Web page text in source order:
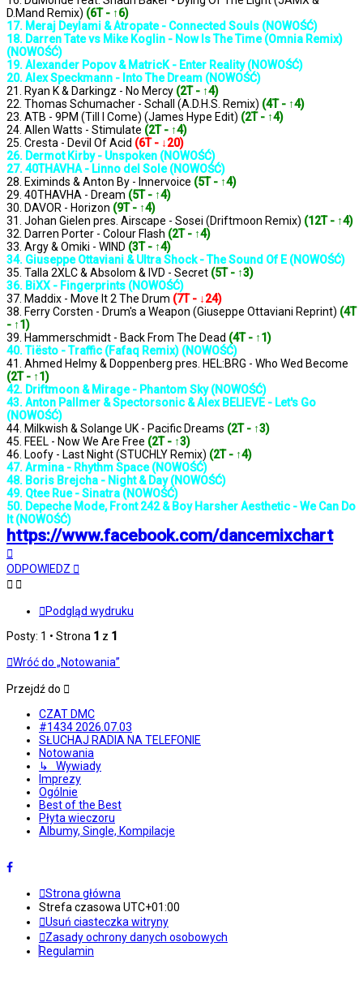
D.Mand Remix) (6T - ↑6)
17. Meraj Deylami & Atropate - Connected Souls (NOWOŚĆ)
18. Darren Tate vs Mike Koglin - Now Is The Time (Omnia Remix)
(NOWOŚĆ)
19. Alexander Popov & MatricK - Enter Reality (NOWOŚĆ)
20. Alex Speckmann - Into The Dream (NOWOŚĆ)
21. Ryan K & Darkingz - No Mercy (2T - ↑4)
22. Thomas Schumacher - Schall (A.D.H.S. Remix) (4T - ↑4)
23. ATB - 9PM (Till I Come) (James Hype Edit) (2T - ↑4)
24. Allen Watts - Stimulate (2T - ↑4)
25. Cresta - Devil Of Acid (6T - ↓20)
26. Dermot Kirby - Unspoken (NOWOŚĆ)
27. 40THAVHA - Linno del Sole (NOWOŚĆ)
28. Eximinds & Anton By - Innervoice (5T - ↑4)
29. 40THAVHA - Dream (5T - ↑4)
30. DAVOR - Horizon (9T - ↑4)
31. Johan Gielen pres. Airscape - Sosei (Driftmoon Remix) (12T - ↑4)
32. Darren Porter - Colour Flash (2T - ↑4)
33. Argy & Omiki - WIND (3T - ↑4)
34. Giuseppe Ottaviani & Ultra Shock - The Sound Of E (NOWOŚĆ)
35. Talla 2XLC & Absolom & IVD - Secret (5T - ↑3)
36. BiXX - Fingerprints (NOWOŚĆ)
37. Maddix - Move It 2 The Drum (7T - ↓24)
38. Ferry Corsten - Drum's a Weapon (Giuseppe Ottaviani Reprint) (4T
- ↑1)
39. Hammerschmidt - Back From The Dead (4T - ↑1)
40. Tiësto - Traffic (Fafaq Remix) (NOWOŚĆ)
41. Ahmed Helmy & Doppenberg pres. HEL:BRG - Who Wed Become
(2T - ↑1)
42. Driftmoon & Mirage - Phantom Sky (NOWOŚĆ)
43. Anton Pallmer & Spectorsonic & Alex BELIEVE - Let's Go
(NOWOŚĆ)
44. Milkwish & Solange UK - Pacific Dreams (2T - ↑3)
45. FEEL - Now We Are Free (2T - ↑3)
46. Loofy - Last Night (STUCHLY Remix) (2T - ↑4)
47. Armina - Rhythm Space (NOWOŚĆ)
48. Boris Brejcha - Night & Day (NOWOŚĆ)
49. Qtee Rue - Sinatra (NOWOŚĆ)
50. Depeche Mode, Front 242 & Boy Harsher Aesthetic - We Can Do
It (NOWOŚĆ)
https://www.facebook.com/dancemixchart
górę
ODPOWIEDZ
Podgląd wydruku
Posty: 1 • Strona 1 z 1
Wróć do „Notowania”
Przejdź do
CZAT DMC
#1434 2026.07.03
SŁUCHAJ RADIA NA TELEFONIE
Notowania
↳ Wywiady
Imprezy
Ogólnie
Best of the Best
Płyta wieczoru
Albumy, Single, Kompilacje
Strona główna
Strefa czasowaUTC+01:00
Usuń ciasteczka witryny
Zasady ochrony danych osobowych
Regulamin